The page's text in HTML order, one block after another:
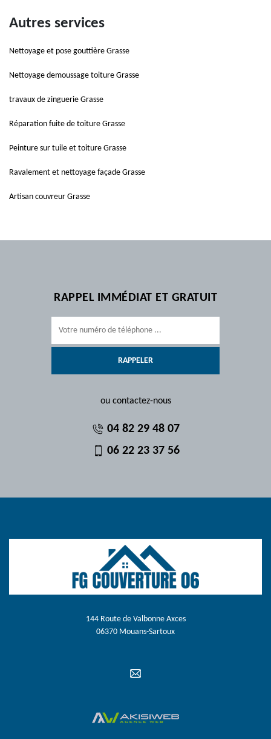
Autres services
Nettoyage et pose gouttière Grasse
Nettoyage demoussage toiture Grasse
travaux de zinguerie Grasse
Réparation fuite de toiture Grasse
Peinture sur tuile et toiture Grasse
Ravalement et nettoyage façade Grasse
Artisan couvreur Grasse
RAPPEL IMMÉDIAT ET GRATUIT
ou contactez-nous
04 82 29 48 07
06 22 23 37 56
144 Route de Valbonne Axces
06370 Mouans-Sartoux